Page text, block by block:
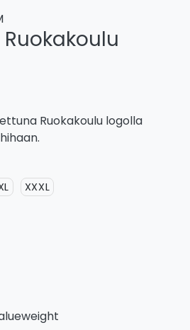
Ruokakoulu logolla
XXXL